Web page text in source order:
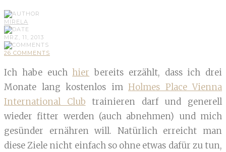
MIRELA
MRZ, 11, 2013
26 COMMENTS
Ich habe euchhier bereits erzählt, dass ich drei
Monate lang kostenlos im Holmes Place Vienna
International Club trainieren darf und generell
wieder fitter werden (auch abnehmen) und mich
gesünder ernähren will. Natürlich erreicht man
diese Ziele nicht einfach so ohne etwas dafür zu tun,